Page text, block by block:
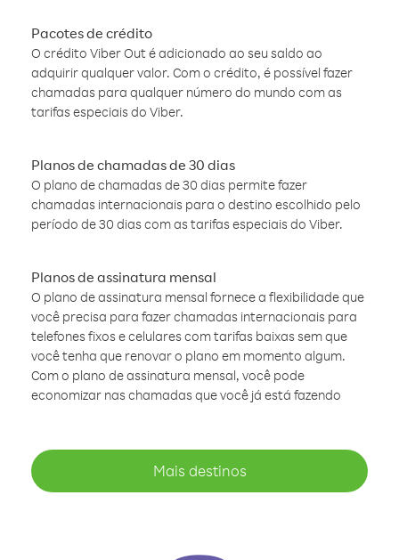
Pacotes de crédito
O crédito Viber Out é adicionado ao seu saldo ao
adquirir qualquer valor. Com o crédito, é possível fazer
chamadas para qualquer número do mundo com as
tarifas especiais do Viber.
Planos de chamadas de 30 dias
O plano de chamadas de 30 dias permite fazer
chamadas internacionais para o destino escolhido pelo
período de 30 dias com as tarifas especiais do Viber.
Planos de assinatura mensal
O plano de assinatura mensal fornece a flexibilidade que
você precisa para fazer chamadas internacionais para
telefones fixos e celulares com tarifas baixas sem que
você tenha que renovar o plano em momento algum.
Com o plano de assinatura mensal, você pode
economizar nas chamadas que você já está fazendo
Mais destinos